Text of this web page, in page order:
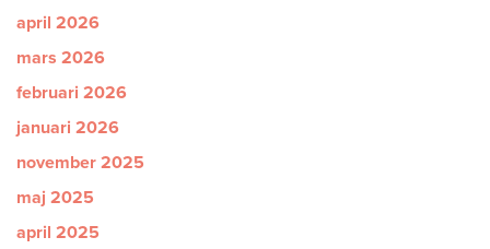
april 2026
mars 2026
februari 2026
januari 2026
november 2025
maj 2025
april 2025